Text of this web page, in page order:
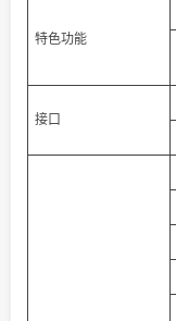
特色功能
接口